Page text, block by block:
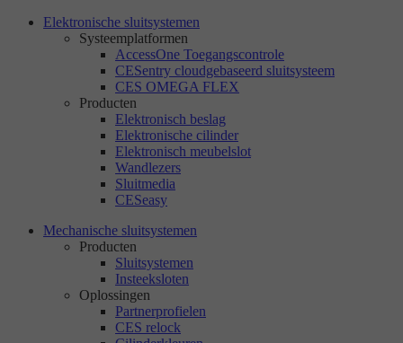
Elektronische sluitsystemen
Systeemplatformen
AccessOne Toegangscontrole
CESentry cloudgebaseerd sluitsysteem
CES OMEGA FLEX
Producten
Elektronisch beslag
Elektronische cilinder
Elektronisch meubelslot
Wandlezers
Sluitmedia
CESeasy
Mechanische sluitsystemen
Producten
Sluitsystemen
Insteeksloten
Oplossingen
Partnerprofielen
CES relock